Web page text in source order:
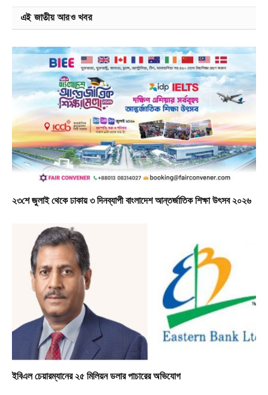
এই জাতীয় আরও খবর
২৩শে জুলাই থেকে ঢাকায় ৩ দিনব্যাপী বাংলাদেশ আন্তর্জাতিক শিক্ষা উৎসব ২০২৬
ইবিএল চেয়ারম্যানের ২৫ মিলিয়ন ডলার পাচারের অভিযোগ